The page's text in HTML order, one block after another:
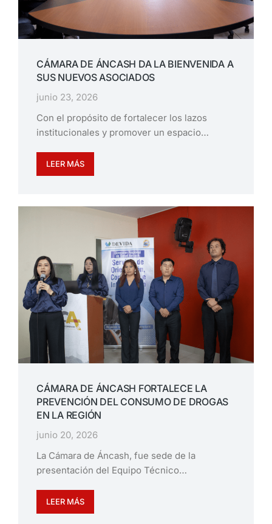
CÁMARA DE ÁNCASH DA LA BIENVENIDA A
SUS NUEVOS ASOCIADOS
junio 23, 2026
Con el propósito de fortalecer los lazos
institucionales y promover un espacio…
LEER MÁS
CÁMARA DE ÁNCASH FORTALECE LA
PREVENCIÓN DEL CONSUMO DE DROGAS
EN LA REGIÓN
junio 20, 2026
La Cámara de Áncash, fue sede de la
presentación del Equipo Técnico…
LEER MÁS